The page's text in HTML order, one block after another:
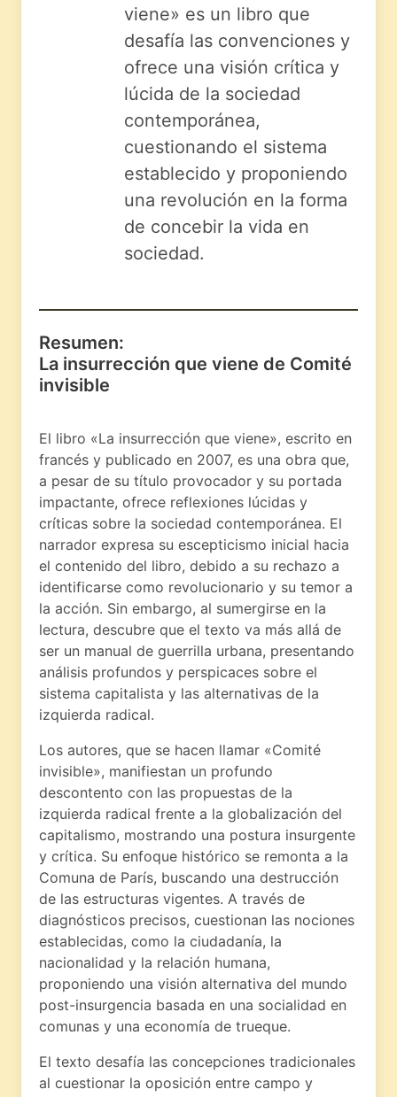
viene» es un libro que
desafía las convenciones y
ofrece una visión crítica y
lúcida de la sociedad
contemporánea,
cuestionando el sistema
establecido y proponiendo
una revolución en la forma
de concebir la vida en
sociedad.
Resumen:
La insurrección que viene de Comité
invisible
El libro «La insurrección que viene», escrito en
francés y publicado en 2007, es una obra que,
a pesar de su título provocador y su portada
impactante, ofrece reflexiones lúcidas y
críticas sobre la sociedad contemporánea. El
narrador expresa su escepticismo inicial hacia
el contenido del libro, debido a su rechazo a
identificarse como revolucionario y su temor a
la acción. Sin embargo, al sumergirse en la
lectura, descubre que el texto va más allá de
ser un manual de guerrilla urbana, presentando
análisis profundos y perspicaces sobre el
sistema capitalista y las alternativas de la
izquierda radical.
Los autores, que se hacen llamar «Comité
invisible», manifiestan un profundo
descontento con las propuestas de la
izquierda radical frente a la globalización del
capitalismo, mostrando una postura insurgente
y crítica. Su enfoque histórico se remonta a la
Comuna de París, buscando una destrucción
de las estructuras vigentes. A través de
diagnósticos precisos, cuestionan las nociones
establecidas, como la ciudadanía, la
nacionalidad y la relación humana,
proponiendo una visión alternativa del mundo
post-insurgencia basada en una socialidad en
comunas y una economía de trueque.
El texto desafía las concepciones tradicionales
al cuestionar la oposición entre campo y